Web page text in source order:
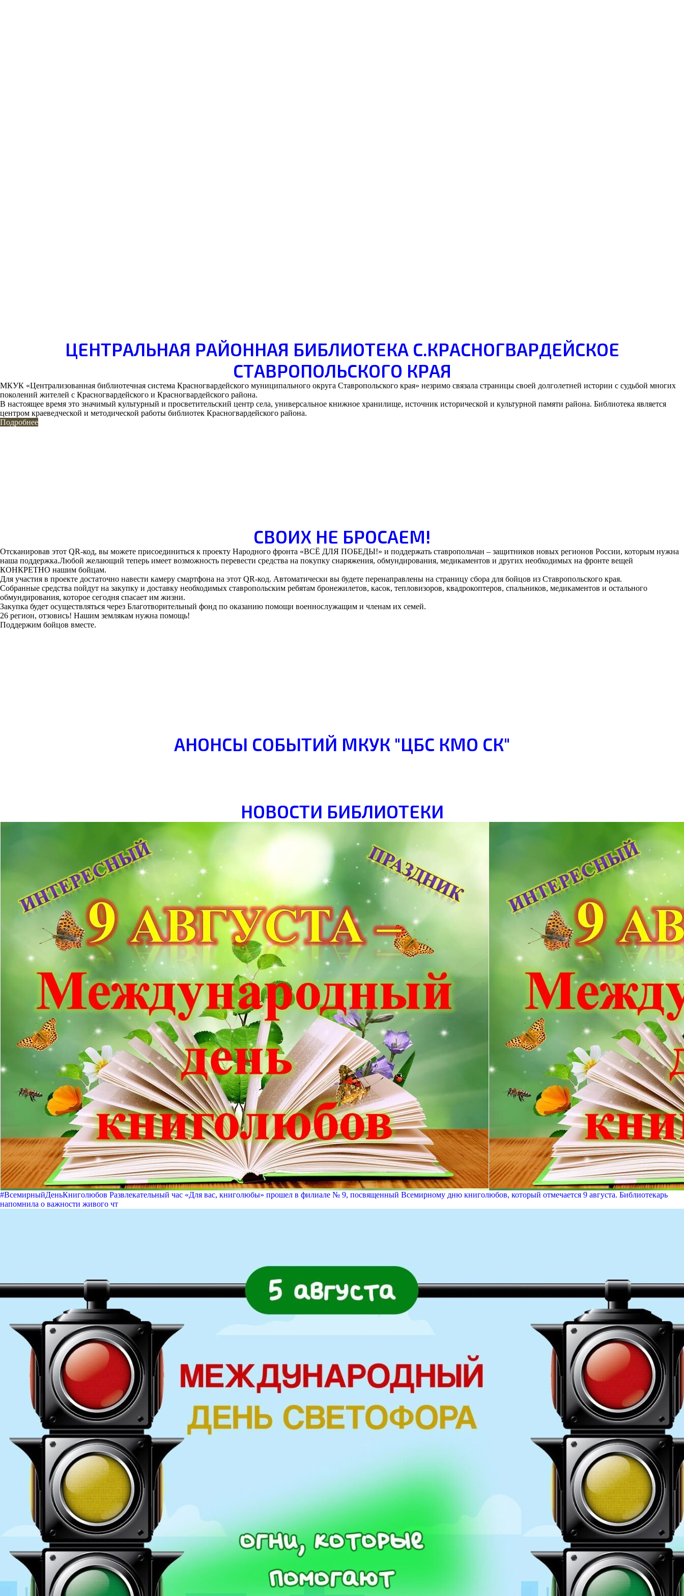
ЦЕНТРАЛЬНАЯ РАЙОННАЯ БИБЛИОТЕКА С.КРАСНОГВАРДЕЙСКОЕ
СТАВРОПОЛЬСКОГО КРАЯ
МКУК «Централизованная библиотечная система Красногвардейского муниципального округа Ставропольского края» незримо связала страницы своей долголетней истории с судьбой многих
поколений жителей с Красногвардейского и Красногвардейского района.
В настоящее время это значимый культурный и просветительский центр села, универсальное книжное хранилище, источник исторической и культурной памяти района. Библиотека является
центром краеведческой и методической работы библиотек Красногвардейского района.
Подробнее
СВОИХ НЕ БРОСАЕМ!
Отсканировав этот QR-код, вы можете присоединиться к проекту Народного фронта «ВСЁ ДЛЯ ПОБЕДЫ!» и поддержать ставропольчан – защитников новых регионов России, которым нужна
наша поддержка.Любой желающий теперь имеет возможность перевести средства на покупку снаряжения, обмундирования, медикаментов и других необходимых на фронте вещей
КОНКРЕТНО нашим бойцам.
Для участия в проекте достаточно навести камеру смартфона на этот QR-код. Автоматически вы будете перенаправлены на страницу сбора для бойцов из Ставропольского края.
Собранные средства пойдут на закупку и доставку необходимых ставропольским ребятам бронежилетов, касок, тепловизоров, квадрокоптеров, спальников, медикаментов и остального
обмундирования, которое сегодня спасает им жизни.
Закупка будет осуществляться через Благотворительный фонд по оказанию помощи военнослужащим и членам их семей.
26 регион, отзовись! Нашим землякам нужна помощь!
Поддержим бойцов вместе.
АНОНСЫ СОБЫТИЙ МКУК "ЦБС КМО СК"
НОВОСТИ БИБЛИОТЕКИ
#ВсемирныйДеньКниголюбов Развлекательный час «Для вас, книголюбы» прошел в филиале № 9, посвященный Всемирному дню книголюбов, который отмечается 9 августа. Библиотекарь
напомнила о важности живого чт